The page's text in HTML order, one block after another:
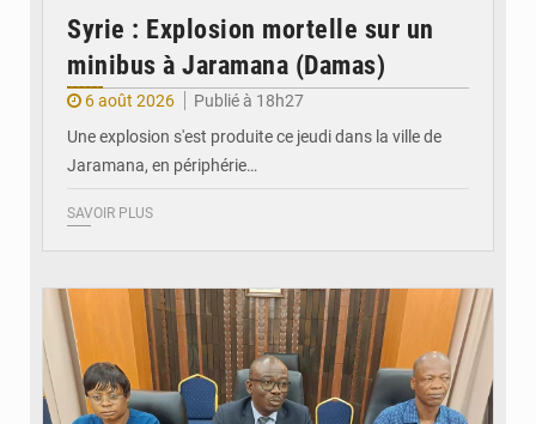
Syrie : Explosion mortelle sur un
minibus à Jaramana (Damas)
6 août 2026
Publié à 18h27
Une explosion s'est produite ce jeudi dans la ville de
Jaramana, en périphérie…
SAVOIR PLUS